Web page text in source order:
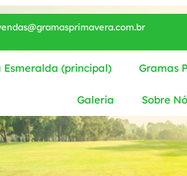
Esmeralda (principal) Gramas
Galeria Sobre